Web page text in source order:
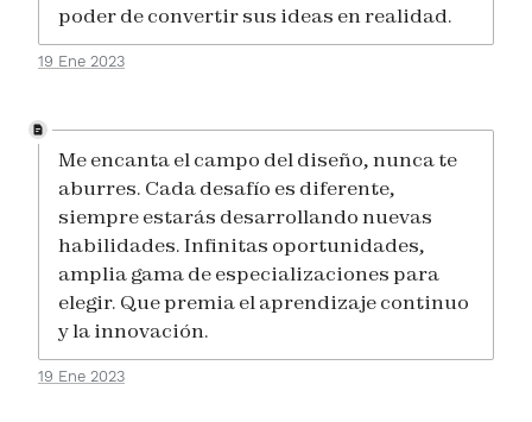
poder de convertir sus ideas en realidad.
19 Ene 2023
Me encanta el campo del diseño, nunca te
aburres. Cada desafío es diferente,
siempre estarás desarrollando nuevas
habilidades. Infinitas oportunidades,
amplia gama de especializaciones para
elegir. Que premia el aprendizaje continuo
y la innovación.
19 Ene 2023